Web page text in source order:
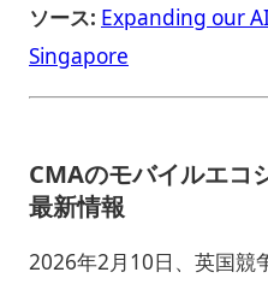
ソース: Expanding our
Singapore
CMAのモバイルエコ
最新情報
2026年2月10日、英国競